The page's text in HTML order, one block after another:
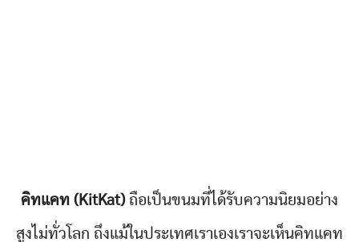
คิทแคท (KitKat)ถือเป็นขนมที่ได้รับความนิยมอย่าง
สูงไม่ทั่วโลก ถึงแม้ในประเทศเราเองเราจะเห็นคิทแคท